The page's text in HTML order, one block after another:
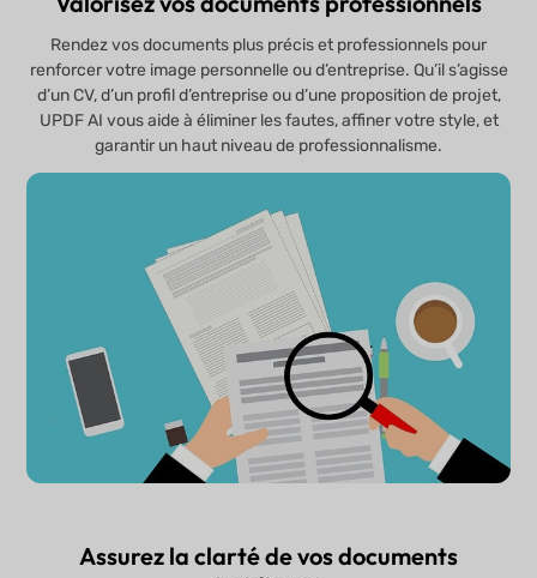
Rendez vos documents plus précis et professionnels pour
renforcer votre image personnelle ou d’entreprise. Qu’il s’agisse
d’un CV, d’un profil d’entreprise ou d’une proposition de projet,
UPDF AI vous aide à éliminer les fautes, affiner votre style, et
garantir un haut niveau de professionnalisme.
Assurez la clarté de vos documents